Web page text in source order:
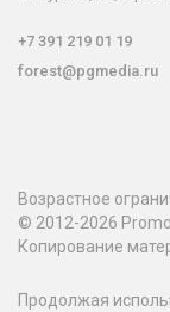
+7 391 219 01 19
forest@pgmedia.ru
Возрастное
© 2012-2026
Копирование
Продолжая